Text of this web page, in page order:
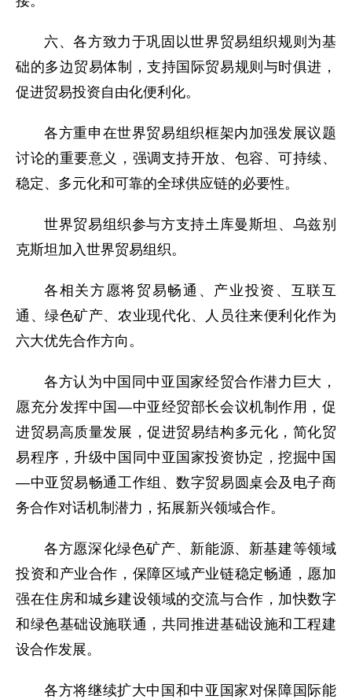
六、各方致力于巩固以世界贸易组织规则为基
础的多边贸易体制，支持国际贸易规则与时俱进，
促进贸易投资自由化便利化。
各方重申在世界贸易组织框架内加强发展议题
讨论的重要意义，强调支持开放、包容、可持续、
稳定、多元化和可靠的全球供应链的必要性。
世界贸易组织参与方支持土库曼斯坦、乌兹别
克斯坦加入世界贸易组织。
各相关方愿将贸易畅通、产业投资、互联互
通、绿色矿产、农业现代化、人员往来便利化作为
六大优先合作方向。
各方认为中国同中亚国家经贸合作潜力巨大，
愿充分发挥中国—中亚经贸部长会议机制作用，促
进贸易高质量发展，促进贸易结构多元化，简化贸
易程序，升级中国同中亚国家投资协定，挖掘中国
—中亚贸易畅通工作组、数字贸易圆桌会及电子商
务合作对话机制潜力，拓展新兴领域合作。
各方愿深化绿色矿产、新能源、新基建等领域
投资和产业合作，保障区域产业链稳定畅通，愿加
强在住房和城乡建设领域的交流与合作，加快数字
和绿色基础设施联通，共同推进基础设施和工程建
设合作发展。
各方将继续扩大中国和中亚国家对保障国际能